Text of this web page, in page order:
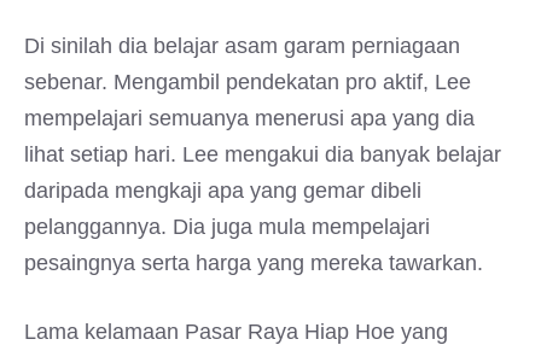
Di sinilah dia belajar asam garam perniagaan
sebenar. Mengambil pendekatan pro aktif, Lee
mempelajari semuanya menerusi apa yang dia
lihat setiap hari. Lee mengakui dia banyak belajar
daripada mengkaji apa yang gemar dibeli
pelanggannya. Dia juga mula mempelajari
pesaingnya serta harga yang mereka tawarkan.
Lama kelamaan Pasar Raya Hiap Hoe yang